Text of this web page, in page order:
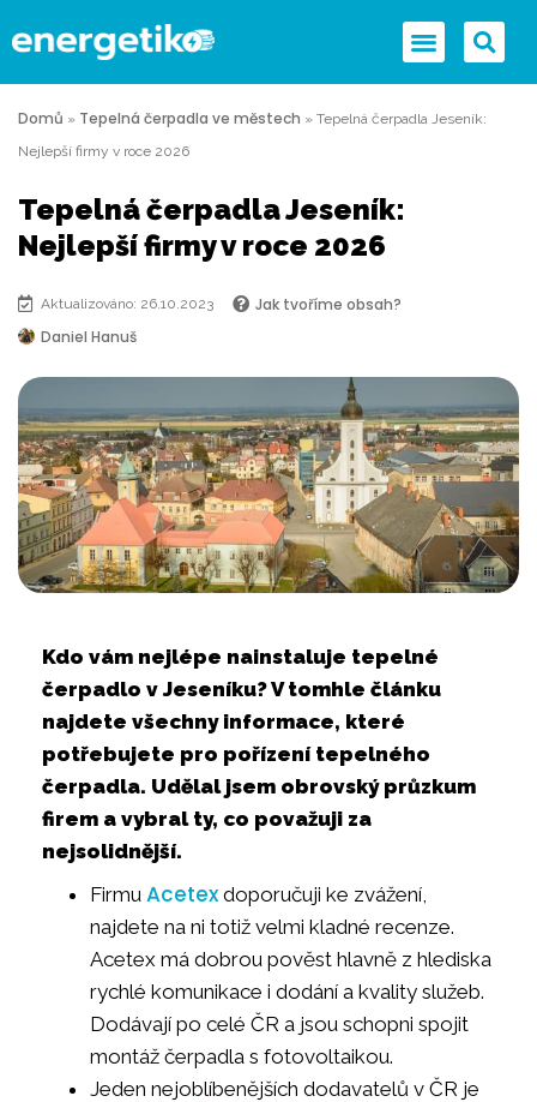
Domů » Tepelná čerpadla ve městech » Tepelná čerpadla Jeseník:
Nejlepší firmy v roce 2026
Tepelná čerpadla Jeseník:
Nejlepší firmy v roce 2026
Aktualizováno: 26.10.2023
Jak tvoříme obsah?
Daniel Hanuš
Kdo vám nejlépe nainstaluje tepelné
čerpadlo v Jeseníku? V tomhle článku
najdete všechny informace, které
potřebujete pro pořízení tepelného
čerpadla. Udělal jsem obrovský průzkum
firem a vybral ty, co považuji za
nejsolidnější.
Firmu Acetex doporučuji ke zvážení,
najdete na ni totiž velmi kladné recenze.
Acetex má dobrou pověst hlavně z hlediska
rychlé komunikace i dodání a kvality služeb.
Dodávají po celé ČR a jsou schopni spojit
montáž čerpadla s fotovoltaikou.
Jeden nejoblíbenějších dodavatelů v ČR je